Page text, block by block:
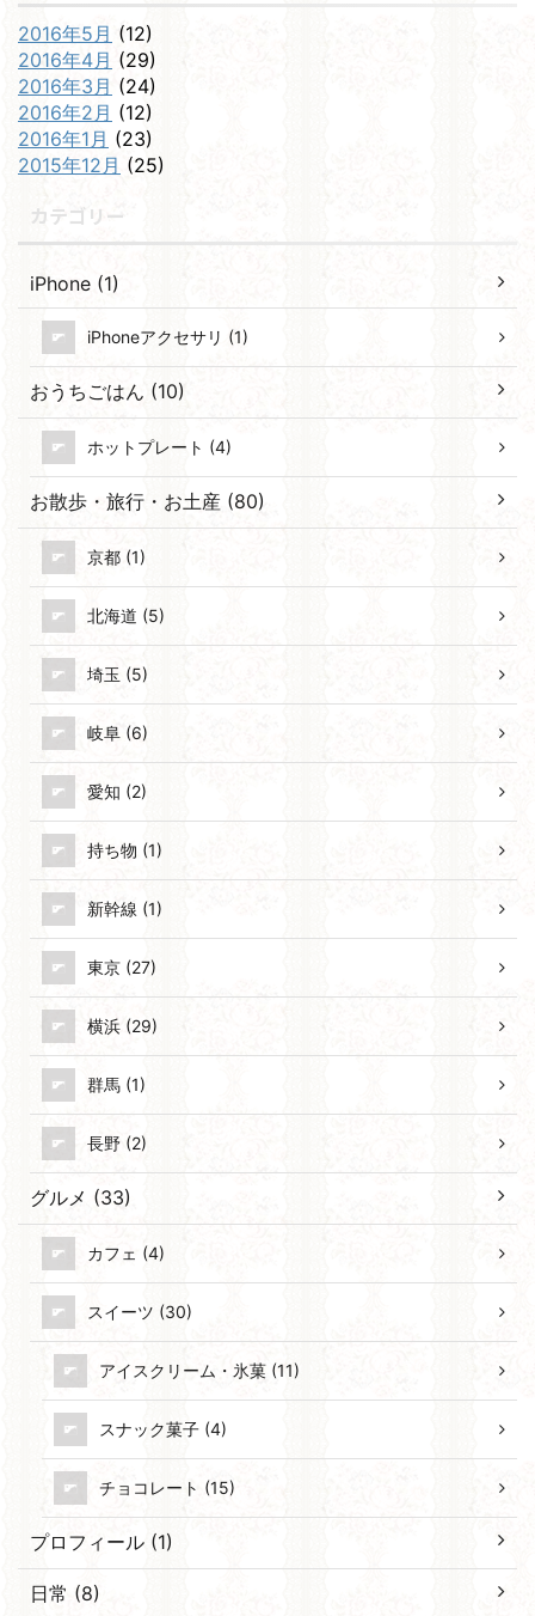
2016年5月 (12)
2016年4月 (29)
2016年3月 (24)
2016年2月 (12)
2016年1月 (23)
2015年12月 (25)
カテゴリー
iPhone (1)
iPhoneアクセサリ (1)
おうちごはん (10)
ホットプレート (4)
お散歩・旅行・お土産 (80)
京都 (1)
北海道 (5)
埼玉 (5)
岐阜 (6)
愛知 (2)
持ち物 (1)
新幹線 (1)
東京 (27)
横浜 (29)
群馬 (1)
長野 (2)
グルメ (33)
カフェ (4)
スイーツ (30)
アイスクリーム・氷菓 (11)
スナック菓子 (4)
チョコレート (15)
プロフィール (1)
日常 (8)